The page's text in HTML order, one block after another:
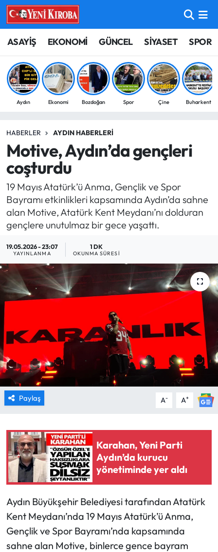
ASAYİŞ EKONOMİ GÜNCEL SİYASET SPOR
Aydın Ekonomi Bozdoğan Spor Çine Buharkent
HABERLER AYDIN HABERLERI
Motive, Aydın’da gençleri
coşturdu
19 Mayıs Atatürk’ü Anma, Gençlik ve Spor
Bayramı etkinlikleri kapsamında Aydın’da sahne
alan Motive, Atatürk Kent Meydanı’nı dolduran
gençlere unutulmaz bir gece yaşattı.
19.05.2026 - 23:07
YAYINLANMA
1 DK
OKUNMA SÜRESI
Paylaş A- A+
Karahan, Yeni Parti
Aydın’da kurucu
yönetiminde yer aldı
Aydın Büyükşehir Belediyesi tarafından Atatürk
Kent Meydanı’nda 19 Mayıs Atatürk’ü Anma,
Gençlik ve Spor Bayramı’nda kapsamında
sahne alan Motive, binlerce gence bayram
ASAYİŞ
BİLİM-TEKNOLOJİ
ÇEVRE
EĞİTİM
EKONOMİ
GÜNCEL
GÜNDEM
SİYASET
TARIM
TURİZM
YAŞAM
HABER İLAN
Aydın Nöbetçi Eczaneler
Aydın Hava Durumu
Aydin Namaz Vakitleri
Süper Lig Puan Durumu ve Fikstür
Tüm Manşetler
Son Dakika Haberleri
Haber Arşivi